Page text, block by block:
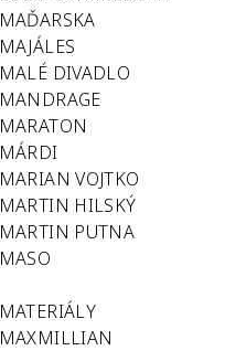
MAĎARSKA
MAJÁLES
MALÉ DIVADLO
MANDRAGE
MARATON
MÁRDI
MARIAN VOJTKO
MARTIN HILSKÝ
MARTIN PUTNA
MASO
MATERIÁLY
MAXMILLIAN